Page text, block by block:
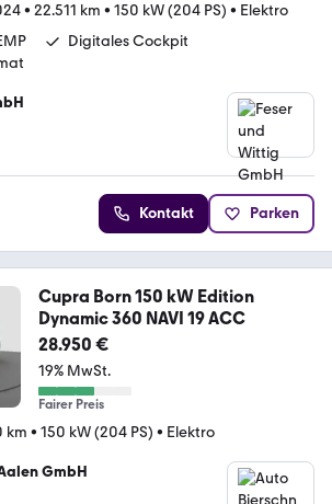
• 22.511 km • 150 kW (204 PS) • Elektro
Digitales Cockpit
Kontakt Parken
Cupra Born 150 kW Edition
Dynamic 360 NAVI 19 ACC
28.950 €
19% MwSt.
Fairer Preis
km • 150 kW (204 PS) • Elektro
GmbH